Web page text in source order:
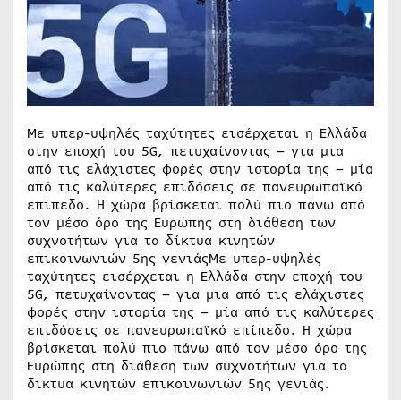
Με υπερ-υψηλές ταχύτητες εισέρχεται η Ελλάδα
στην εποχή του 5G, πετυχαίνοντας – για μια
από τις ελάχιστες φορές στην ιστορία της – μία
από τις καλύτερες επιδόσεις σε πανευρωπαϊκό
επίπεδο. Η χώρα βρίσκεται πολύ πιο πάνω από
τον μέσο όρο της Ευρώπης στη διάθεση των
συχνοτήτων για τα δίκτυα κινητών
επικοινωνιών 5ης γενιάςΜε υπερ-υψηλές
ταχύτητες εισέρχεται η Ελλάδα στην εποχή του
5G, πετυχαίνοντας – για μια από τις ελάχιστες
φορές στην ιστορία της – μία από τις καλύτερες
επιδόσεις σε πανευρωπαϊκό επίπεδο. Η χώρα
βρίσκεται πολύ πιο πάνω από τον μέσο όρο της
Ευρώπης στη διάθεση των συχνοτήτων για τα
δίκτυα κινητών επικοινωνιών 5ης γενιάς.